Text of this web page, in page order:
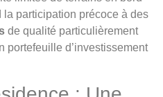
participation précoce à des
de qualité particulièrement
portefeuille d’investissement